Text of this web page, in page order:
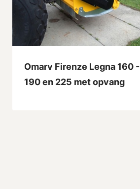
Omarv Firenze Legna 160 -
190 en 225 met opvang